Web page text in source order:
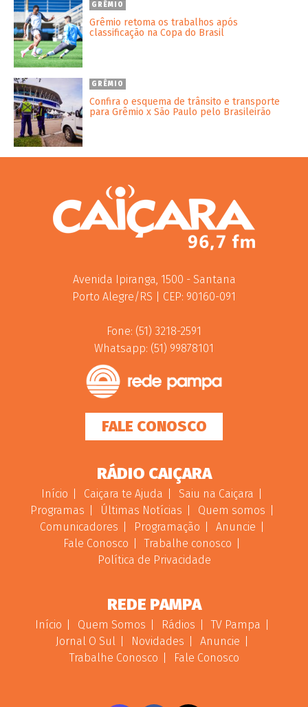
GRÊMIO
Grêmio retoma os trabalhos após
classificação na Copa do Brasil
GRÊMIO
Confira o esquema de trânsito e transporte
para Grêmio x São Paulo pelo Brasileirão
Avenida Ipiranga, 1500 - Santana
Porto Alegre/RS | CEP: 90160-091
Fone: (51) 3218-2591
Whatsapp: (51) 99878101
FALE CONOSCO
RÁDIO CAIÇARA
Início Caiçara te Ajuda
Saiu na Caiçara
Programas
Últimas Notícias
Quem somos
Comunicadores
Programação
Anuncie
Fale Conosco
Trabalhe conosco
Política de Privacidade
REDE PAMPA
Início Quem Somos Rádios
TV Pampa
Jornal O Sul
Novidades
Anuncie
Trabalhe Conosco
Fale Conosco